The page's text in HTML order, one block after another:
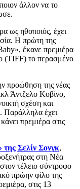
άλλον να το
ως ηθοποιός, έχει
Η πρώτη της
έκανε πρεμιέρα
(TIFF) το περασμένο
προώθηση της νέας
Άντζελο Κοβίνο,
σχέση και
Παράλληλα έχει
πρεμιέρα στις
Σελίν Σονγκ,
στη Νέα
τέλειο σύντροφο
πρώην φίλο της
στις 13